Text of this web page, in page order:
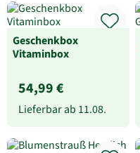
Geschenkbox
Vitaminbox
54,99 €
Lieferbar ab 11.08.